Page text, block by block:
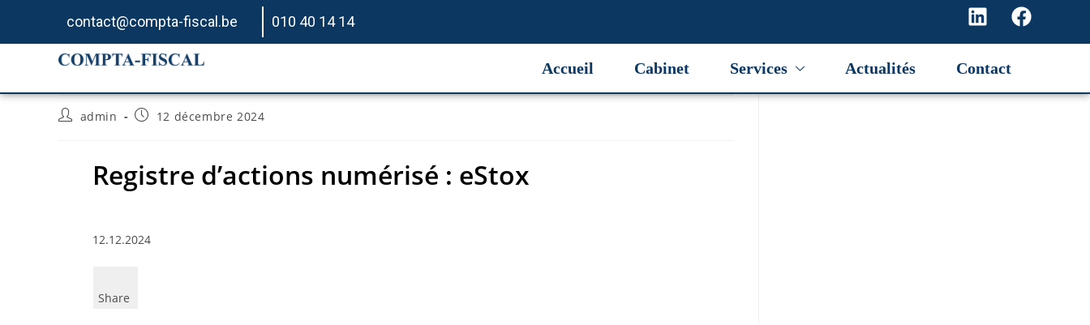
contact@compta-fiscal.be 010 40 14 14
Accueil Cabinet Services Actualités Contact
Registre d’actions numérisé : eStox
admin 12 décembre 2024
Registre d’actions numérisé : eStox
12.12.2024
Share